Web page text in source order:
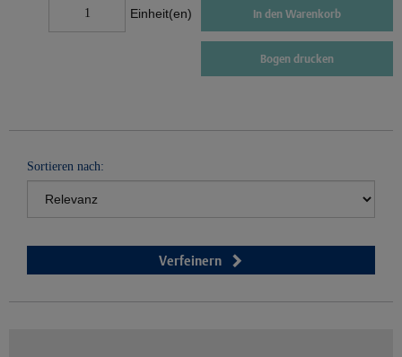
Einheit(en) In den Warenkorb
Bogen drucken
Sortieren nach:
Verfeinern